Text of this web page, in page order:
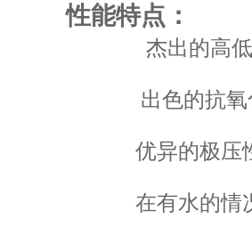
性能特点：
杰出的高低温
出色的抗氧化
优异的极压性
在有水的情况